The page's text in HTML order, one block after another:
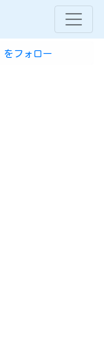
をフォロー